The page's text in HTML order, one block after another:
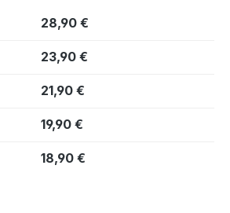
28,90 €
23,90 €
21,90 €
19,90 €
18,90 €